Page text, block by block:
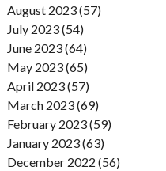
August 2023 (57)
July 2023 (54)
June 2023 (64)
May 2023 (65)
April 2023 (57)
March 2023 (69)
February 2023 (59)
January 2023 (63)
December 2022 (56)